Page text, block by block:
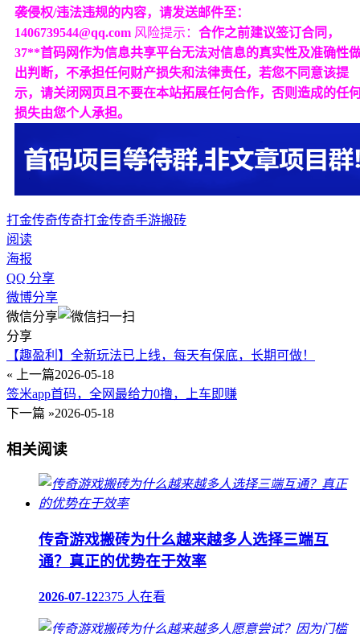
袭侵权/违法违规的内容，请发送邮件至：
1406739544@qq.com 风险提示： 合作之前建议签订合同，
37**首码网作为信息共享平台无法对信息的真实性及准确性
出判断，不承担任何财产损失和法律责任，若您不同意该提
示，请关闭网页且不要在本站拓展任何合作，否则造成的任
损失由您个人承担。
打金传奇传奇打金传奇手游搬砖
阅读
海报
QQ 分享
微博分享
微信分享
分享
【趣盈利】全新玩法已上线，每天有保底，长期可做！
« 上一篇2026-05-18
签米app首码，全网最给力0撸，上车即赚
下一篇 »2026-05-18
相关阅读
传奇游戏搬砖为什么越来越多人选择三端互
通？真正的优势在于效率
2026-07-122375 人在看